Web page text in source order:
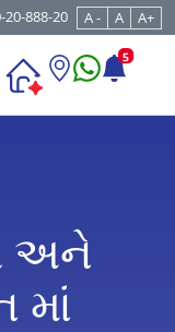
20-888-20 A - A A+
5
અને
માં